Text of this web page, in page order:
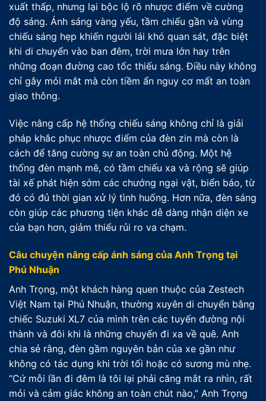
xuất thấp, nhưng lại bộc lộ rõ nhược điểm về cường
độ sáng. Ánh sáng vàng yếu, tầm chiếu gần và vùng
chiếu sáng hẹp khiến người lái khó quan sát, đặc biệt
khi di chuyển vào ban đêm, trời mưa lớn hay trên
những đoạn đường cao tốc thiếu sáng. Điều này không
chỉ gây mỏi mắt mà còn tiềm ẩn nguy cơ mất an toàn
giao thông.
Việc nâng cấp hệ thống chiếu sáng không chỉ là giải
pháp khắc phục nhược điểm của đèn zin mà còn là
cách để tăng cường sự an toàn chủ động. Một hệ
thống đèn mạnh mẽ, có tầm chiếu xa và rộng sẽ giúp
tài xế phát hiện sớm các chướng ngại vật, biển báo, từ
đó có đủ thời gian xử lý tình huống. Hơn nữa, đèn sáng
còn giúp các phương tiện khác dễ dàng nhận diện xe
của bạn hơn, giảm thiểu rủi ro va chạm.
Câu chuyện nâng cấp ánh sáng của Anh Trọng tại
Phú Nhuận
Anh Trọng, một khách hàng quen thuộc của Zestech
Việt Nam tại Phú Nhuận, thường xuyên di chuyển bằng
chiếc Suzuki XL7 của mình trên các tuyến đường nội
thành và đôi khi là những chuyến đi xa về quê. Anh
chia sẻ rằng, đèn gầm nguyên bản của xe gần như
không có tác dụng khi trời tối hoặc có sương mù nhẹ.
“Cứ mỗi lần đi đêm là tôi lại phải căng mắt ra nhìn, rất
mỏi và cảm giác không an toàn chút nào,” Anh Trọng